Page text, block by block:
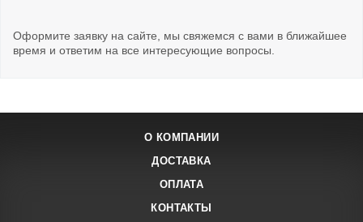
Оформите заявку на сайте, мы свяжемся с вами в ближайшее
время и ответим на все интересующие вопросы.
О КОМПАНИИ
ДОСТАВКА
ОПЛАТА
КОНТАКТЫ